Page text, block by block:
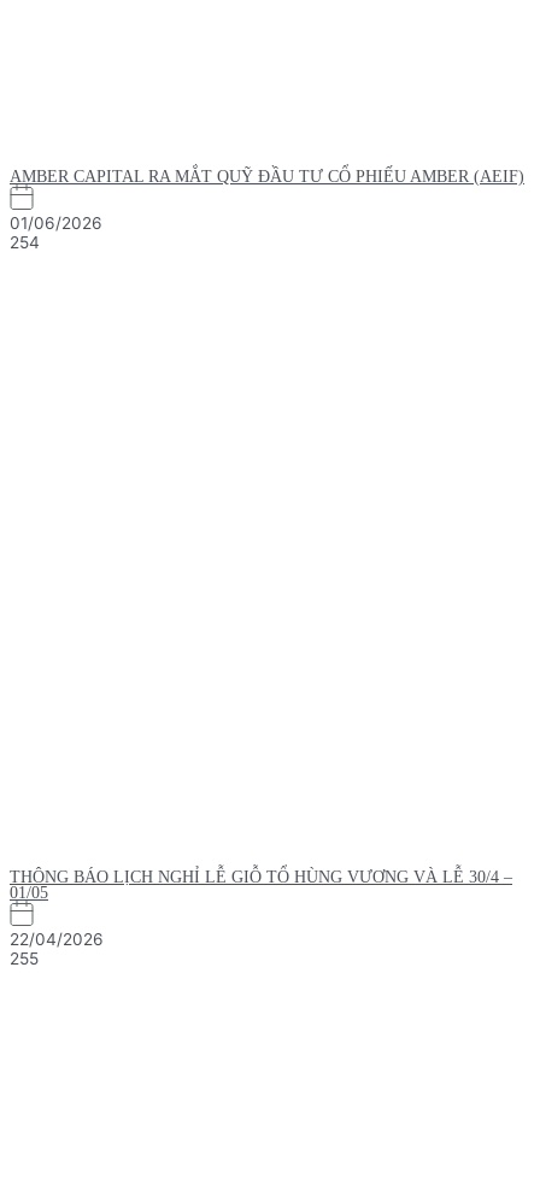
AMBER CAPITAL RA MẮT QUỸ ĐẦU TƯ CỔ PHIẾU AMBER (AEIF)
01/06/2026
254
THÔNG BÁO LỊCH NGHỈ LỄ GIỖ TỔ HÙNG VƯƠNG VÀ LỄ 30/4 –
01/05
22/04/2026
255